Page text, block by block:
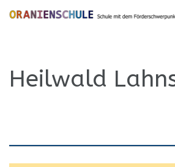
Heilwald